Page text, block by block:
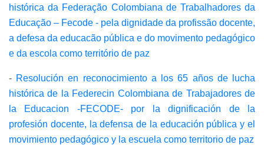
histórica da Federação Colombiana de Trabalhadores da
Educação – Fecode - pela dignidade da profissão docente,
a defesa da educacão pública e do movimento pedagógico
e da escola como território de paz
- Resolución en reconocimiento a los 65 años de lucha
histórica de la Federecin Colombiana de Trabajadores de
la Educacion -FECODE- por la dignificación de la
profesión docente, la defensa de la educación pública y el
movimiento pedagógico y la escuela como territorio de paz